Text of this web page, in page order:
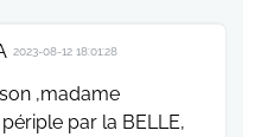
2023-08-12 18:01:28
,madame
par la BELLE,